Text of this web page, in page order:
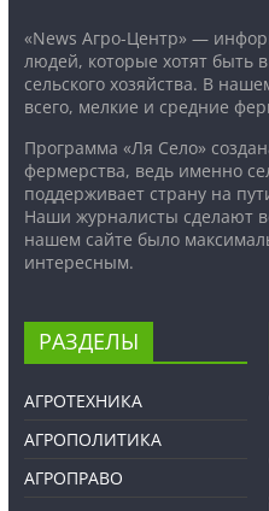
«News Агро-Центр» —
людей, которые хотят быть
сельского хозяйства. В
всего, мелкие и средние
Программа «Ля Село»
фермерства, ведь именно
поддерживает страну на
Наши журналисты сделают
нашем сайте было
интересным.
РАЗДЕЛЫ
АГРОТЕХНИКА
АГРОПОЛИТИКА
АГРОПРАВО